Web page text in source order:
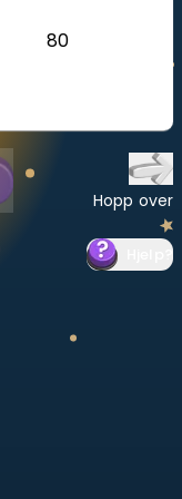
80
Hopp over
?